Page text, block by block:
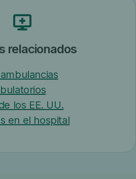
relacionados
los EE. UU.
en el hospital